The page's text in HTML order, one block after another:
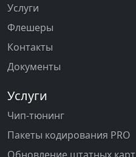
Услуги
Флешеры
Контакты
Документы
Услуги
Чип-тюнинг
Пакеты кодирования PRO